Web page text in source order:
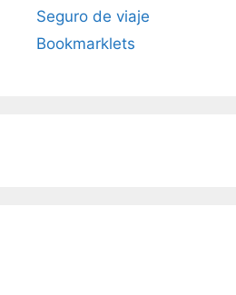
Seguro de viaje
Bookmarklets